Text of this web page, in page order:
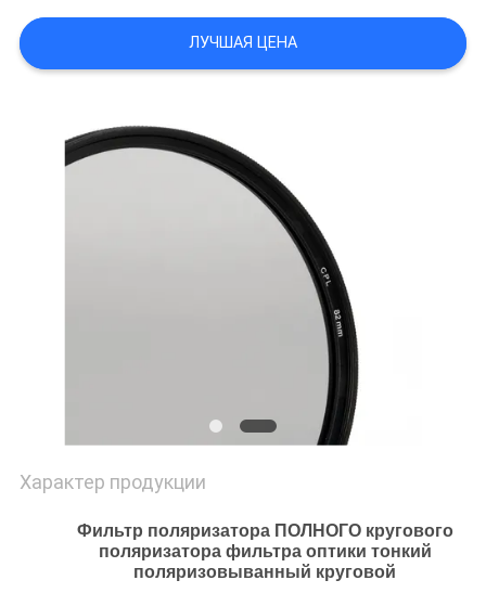
POLICY
ЛУЧШАЯ ЦЕНА
Характер продукции
Фильтр поляризатора ПОЛНОГО кругового
поляризатора фильтра оптики тонкий
поляризовыванный круговой